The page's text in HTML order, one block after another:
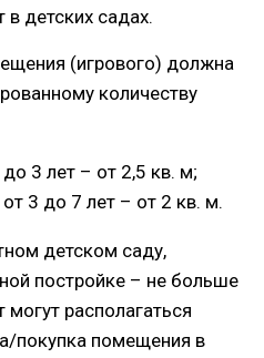
детских садах.
(игрового) должна
количеству
3 лет – от 2,5 кв. м;
3 до 7 лет – от 2 кв. м.
детском саду,
постройке – не больше
располагаться
покупка помещения в